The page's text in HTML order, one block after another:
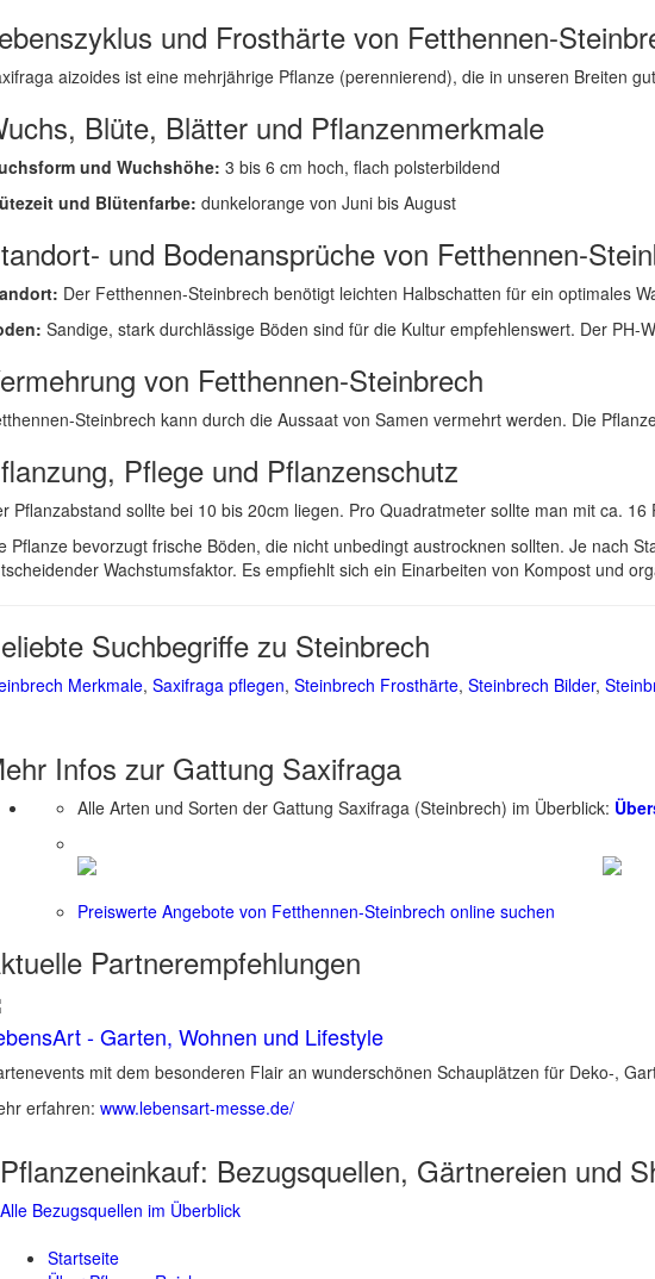
und Frosthärte von Fetthennen-
aizoides ist eine mehrjährige Pflanze (perennierend), die in unseren Breiten
Blüte, Blätter und Pflanzenmerkmale
und Wuchshöhe: 3 bis 6 cm hoch, flach polsterbildend
und Blütenfarbe: dunkelorange von Juni bis August
und Bodenansprüche von Fetthennen-
Der Fetthennen-Steinbrech benötigt leichten Halbschatten für ein optimales
Sandige, stark durchlässige Böden sind für die Kultur empfehlenswert. Der PH-
von Fetthennen-Steinbrech
Steinbrech kann durch die Aussaat von Samen vermehrt werden. Die
Pflege und Pflanzenschutz
Pflanzabstand sollte bei 10 bis 20cm liegen. Pro Quadratmeter sollte man mit ca. 16
Pflanze bevorzugt frische Böden, die nicht unbedingt austrocknen sollten. Je nach
Wachstumsfaktor. Es empfiehlt sich ein Einarbeiten von Kompost und
Suchbegriffe zu Steinbrech
Merkmale, Saxifraga pflegen, Steinbrech Frosthärte, Steinbrech Bilder,
Infos zur Gattung Saxifraga
Alle Arten und Sorten der Gattung Saxifraga (Steinbrech) im Überblick:
Preiswerte Angebote von Fetthennen-Steinbrech online suchen
Partnerempfehlungen
- Garten, Wohnen und Lifestyle
mit dem besonderen Flair an wunderschönen Schauplätzen für Deko-,
erfahren: www.lebensart-messe.de/
Pflanzeneinkauf: Bezugsquellen, Gärtnereien und
Alle Bezugsquellen im Überblick
Startseite